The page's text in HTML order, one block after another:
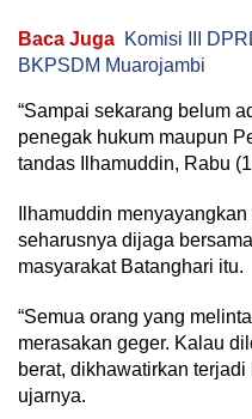
Baca Juga Komisi III
BKPSDM Muarojambi
“Sampai sekarang belum
penegak hukum maupun
tandas Ilhamuddin, Rabu
Ilhamuddin
seharusnya dijaga
masyarakat Batanghari itu.
“Semua orang yang
merasakan geger. Kalau
berat, dikhawatirkan
ujarnya.